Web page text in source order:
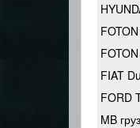
FIAT
FORD
MB